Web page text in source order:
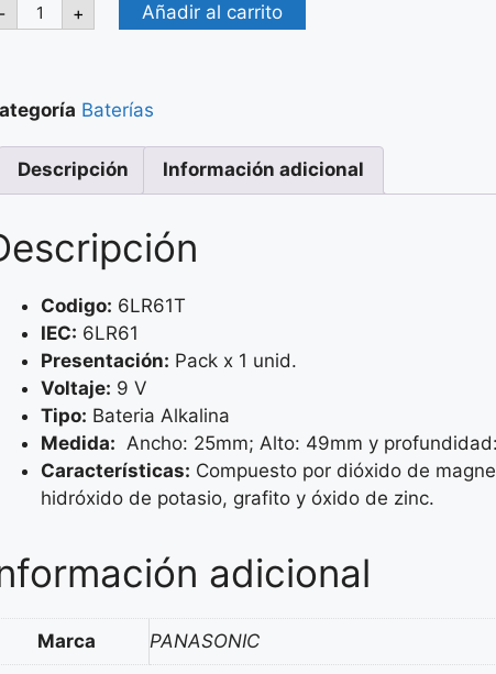
- + Añadir al carrito
Baterías
Descripción Información adicional
Codigo: 6LR61T
IEC: 6LR61
Presentación: Pack x 1 unid.
Voltaje: 9 V
Tipo: Bateria Alkalina
Medida: Ancho: 25mm; Alto: 49mm y
Características: Compuesto por dióxido de
hidróxido de potasio, grafito y óxido de zinc.
adicional
Marca PANASONIC